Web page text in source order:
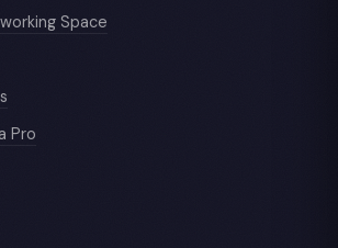
Space
Pro